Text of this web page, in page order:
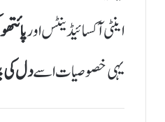
اینٹی آکسائیڈینٹس اور
یہی خصوصیات اسےدل کی